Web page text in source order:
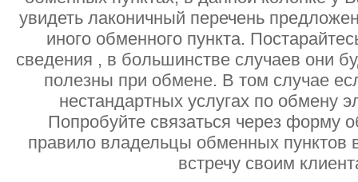
увидеть лаконичный перечень
иного обменного пункта.
сведения , в большинстве случаев они
полезны при обмене. В том случае
нестандартных услугах по обмену
Попробуйте связаться через форму
правило владельцы обменных пунктов
встречу своим